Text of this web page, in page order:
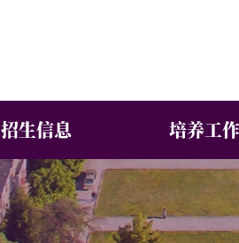
招生信息 培养工作